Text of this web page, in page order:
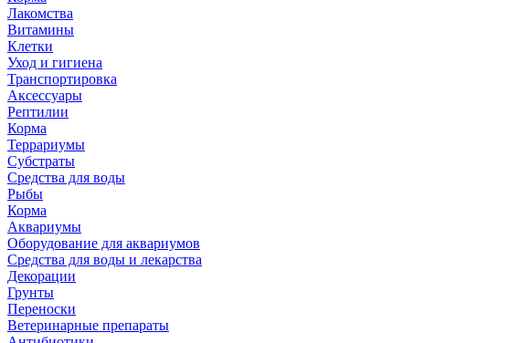
Лакомства
Витамины
Клетки
Уход и гигиена
Транспортировка
Аксессуары
Рептилии
Корма
Террариумы
Субстраты
Средства для воды
Рыбы
Корма
Аквариумы
Оборудование для аквариумов
Средства для воды и лекарства
Декорации
Грунты
Переноски
Ветеринарные препараты